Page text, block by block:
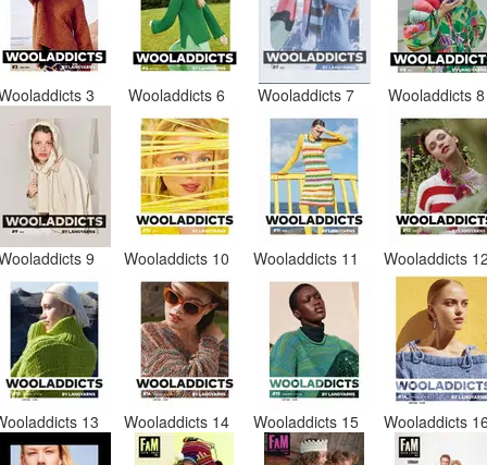
3 Wooladdicts 6 Wooladdicts 7 Wooladdicts
9 Wooladdicts 10 Wooladdicts 11 Wooladdicts
13 Wooladdicts 14 Wooladdicts 15 Wooladdicts